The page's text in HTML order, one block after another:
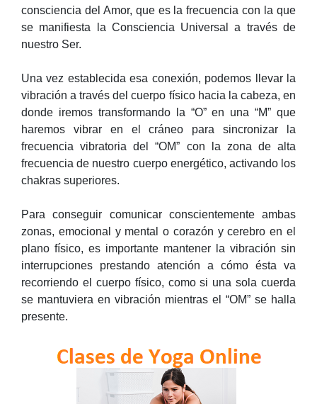
consciencia del Amor, que es la frecuencia con la que
se manifiesta la Consciencia Universal a través de
nuestro Ser.
Una vez establecida esa conexión, podemos llevar la
vibración a través del cuerpo físico hacia la cabeza, en
donde iremos transformando la “O” en una “M” que
haremos vibrar en el cráneo para sincronizar la
frecuencia vibratoria del “OM” con la zona de alta
frecuencia de nuestro cuerpo energético, activando los
chakras superiores.
Para conseguir comunicar conscientemente ambas
zonas, emocional y mental o corazón y cerebro en el
plano físico, es importante mantener la vibración sin
interrupciones prestando atención a cómo ésta va
recorriendo el cuerpo físico, como si una sola cuerda
se mantuviera en vibración mientras el “OM” se halla
presente.